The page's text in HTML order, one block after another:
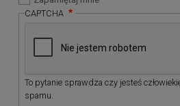
CAPTCHA
To pytanie sprawdza czy jesteś
spamu.